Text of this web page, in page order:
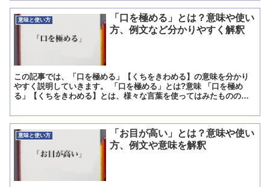
意味と使い方
「口を極める」とは？意味や使い
方、例文など分かりやすく解釈
この記事では、「口を極める」【くちをきわめる】の意味を分かり
やすく説明していきます。 「口を極める」とは?意味 「口を極め
る」【くちをきわめる】とは、様々な言葉を使ってはみたものの、
意味と使い方
「お目が高い」とは？意味や使い
方、例文や意味を解釈